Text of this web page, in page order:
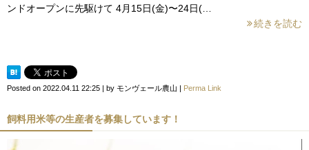
ンドオープンに先駆けて 4月15日(金)〜24日(…
続きを読む
Posted on 2022.04.11 22:25 by モンヴェール農山 Perma Link
飼料用米等の生産者を募集しています！